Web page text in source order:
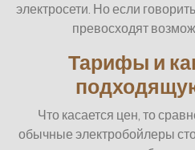
электросети. Но если
превосходят
Тарифы и
Что касается цен, то
обычные электробойлеры